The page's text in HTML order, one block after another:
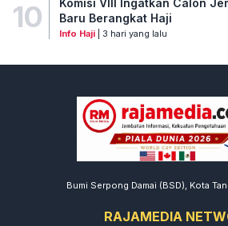
10
Baru Berangkat Haji
Info Haji| 3 hari yang lalu
Bumi Serpong Damai (BSD), Kota
RAJAMEDIA